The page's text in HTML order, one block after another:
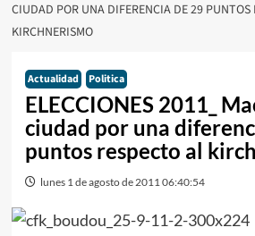
CIUDAD POR UNA DIFERENCIA DE 29 PUNTOS
KIRCHNERISMO
Actualidad Politica
ELECCIONES 2011_
ciudad por una
puntos respecto al
lunes 1 de agosto de 2011 06:40:54